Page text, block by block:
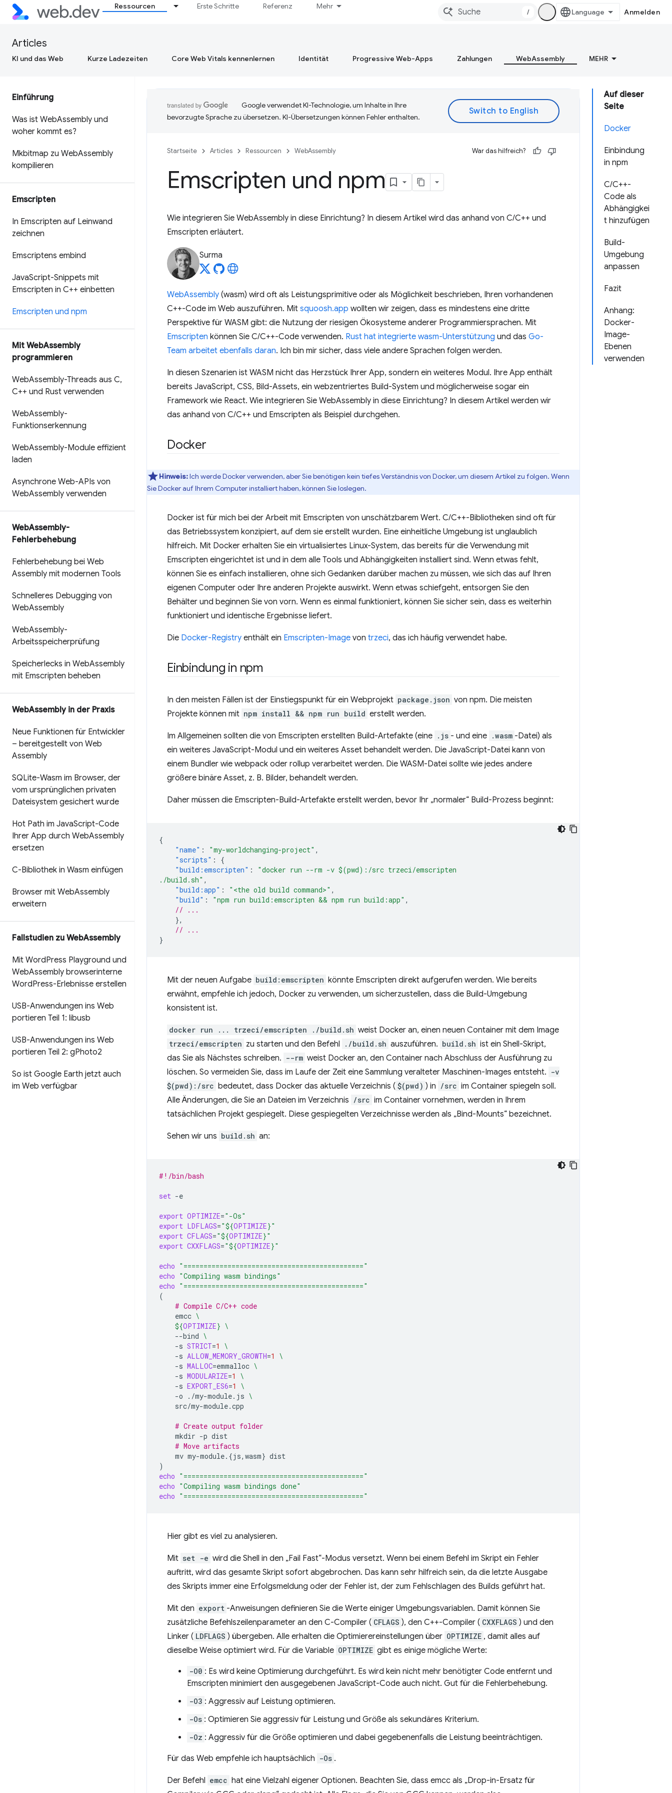
Ressourcen Erste Schritte Referenz Mehr
/ Anmelden
Articles
KI und das Web Kurze Ladezeiten Core Web Vitals kennenlernen Identität Progressive Web-Apps Zahlungen WebAssembly MEHR
Einführung
Was ist WebAssembly und
woher kommt es?
Mkbitmap zu WebAssembly
kompilieren
Emscripten
In Emscripten auf Leinwand
zeichnen
Emscriptens embind
JavaScript-Snippets mit
Emscripten in C++ einbetten
Emscripten und npm
Mit WebAssembly
programmieren
WebAssembly-Threads aus C,
C++ und Rust verwenden
WebAssembly-
Funktionserkennung
WebAssembly-Module effizient
laden
Asynchrone Web-APIs von
WebAssembly verwenden
WebAssembly-
Fehlerbehebung
Fehlerbehebung bei Web
Assembly mit modernen Tools
Schnelleres Debugging von
WebAssembly
WebAssembly-
Arbeitsspeicherprüfung
Speicherlecks in WebAssembly
mit Emscripten beheben
WebAssembly in der Praxis
Neue Funktionen für Entwickler
– bereitgestellt von Web
Assembly
SQLite-Wasm im Browser, der
vom ursprünglichen privaten
Dateisystem gesichert wurde
Hot Path im JavaScript-Code
Ihrer App durch WebAssembly
ersetzen
C-Bibliothek in Wasm einfügen
Browser mit WebAssembly
erweitern
Fallstudien zu WebAssembly
Mit WordPress Playground und
WebAssembly browserinterne
WordPress-Erlebnisse erstellen
USB-Anwendungen ins Web
portieren Teil 1: libusb
USB-Anwendungen ins Web
portieren Teil 2: gPhoto2
So ist Google Earth jetzt auch
im Web verfügbar
Auf dieser
Seite
Docker
Einbindung
in npm
C/C++-
Code als
Abhängigkei
t hinzufügen
Build-
Umgebung
anpassen
Fazit
Anhang:
Docker-
Image-
Ebenen
verwenden
Google verwendet KI-Technologie, um Inhalte in Ihre
bevorzugte Sprache zu übersetzen. KI-Übersetzungen können Fehler enthalten.
Startseite Articles Ressourcen WebAssembly War das hilfreich?
Emscripten und npm
Wie integrieren Sie WebAssembly in diese Einrichtung? In diesem Artikel wird das anhand von C/C++ und
Emscripten erläutert.
Surma
WebAssembly (wasm) wird oft als Leistungsprimitive oder als Möglichkeit beschrieben, Ihren vorhandenen
C++-Code im Web auszuführen. Mit squoosh.app wollten wir zeigen, dass es mindestens eine dritte
Perspektive für WASM gibt: die Nutzung der riesigen Ökosysteme anderer Programmiersprachen. Mit
Emscripten können Sie C/C++-Code verwenden. Rust hat integrierte wasm-Unterstützung und das Go-
Team arbeitet ebenfalls daran. Ich bin mir sicher, dass viele andere Sprachen folgen werden.
In diesen Szenarien ist WASM nicht das Herzstück Ihrer App, sondern ein weiteres Modul. Ihre App enthält
bereits JavaScript, CSS, Bild-Assets, ein webzentriertes Build-System und möglicherweise sogar ein
Framework wie React. Wie integrieren Sie WebAssembly in diese Einrichtung? In diesem Artikel werden wir
das anhand von C/C++ und Emscripten als Beispiel durchgehen.
Docker
Hinweis:Ich werde Docker verwenden, aber Sie benötigen kein tiefes Verständnis von Docker, um diesem Artikel zu folgen. Wenn
Sie Docker auf Ihrem Computer installiert haben, können Sie loslegen.
Docker ist für mich bei der Arbeit mit Emscripten von unschätzbarem Wert. C/C++-Bibliotheken sind oft für
das Betriebssystem konzipiert, auf dem sie erstellt wurden. Eine einheitliche Umgebung ist unglaublich
hilfreich. Mit Docker erhalten Sie ein virtualisiertes Linux-System, das bereits für die Verwendung mit
Emscripten eingerichtet ist und in dem alle Tools und Abhängigkeiten installiert sind. Wenn etwas fehlt,
können Sie es einfach installieren, ohne sich Gedanken darüber machen zu müssen, wie sich das auf Ihren
eigenen Computer oder Ihre anderen Projekte auswirkt. Wenn etwas schiefgeht, entsorgen Sie den
Behälter und beginnen Sie von vorn. Wenn es einmal funktioniert, können Sie sicher sein, dass es weiterhin
funktioniert und identische Ergebnisse liefert.
Die Docker-Registry enthält ein Emscripten-Image von trzeci, das ich häufig verwendet habe.
Einbindung in npm
In den meisten Fällen ist der Einstiegspunkt für ein Webprojekt package.json von npm. Die meisten
Projekte können mit npm install && npm run build erstellt werden.
Im Allgemeinen sollten die von Emscripten erstellten Build-Artefakte (eine .js - und eine .wasm -Datei) als
ein weiteres JavaScript-Modul und ein weiteres Asset behandelt werden. Die JavaScript-Datei kann von
einem Bundler wie webpack oder rollup verarbeitet werden. Die WASM-Datei sollte wie jedes andere
größere binäre Asset, z. B. Bilder, behandelt werden.
Daher müssen die Emscripten-Build-Artefakte erstellt werden, bevor Ihr „normaler“ Build-Prozess beginnt:
{
"name" : "my-worldchanging-project" ,
"scripts" :
{
"build:emscripten" :
"docker run --rm -v $(pwd):/src trzeci/emscripten
./build.sh" ,
"build:app" : "<the old build command>" ,
"build" : "npm run build:emscripten && npm run build:app" ,
// ...
},
// ...
}
Mit der neuen Aufgabe build:emscripten könnte Emscripten direkt aufgerufen werden. Wie bereits
erwähnt, empfehle ich jedoch, Docker zu verwenden, um sicherzustellen, dass die Build-Umgebung
konsistent ist.
docker run ... trzeci/emscripten ./build.sh weist Docker an, einen neuen Container mit dem Image
trzeci/emscripten zu starten und den Befehl ./build.sh auszuführen. build.sh ist ein Shell-Skript,
das Sie als Nächstes schreiben. --rm weist Docker an, den Container nach Abschluss der Ausführung zu
löschen. So vermeiden Sie, dass im Laufe der Zeit eine Sammlung veralteter Maschinen-Images entsteht. -v
$(pwd):/src bedeutet, dass Docker das aktuelle Verzeichnis ( $(pwd) ) in /src im Container spiegeln soll.
Alle Änderungen, die Sie an Dateien im Verzeichnis /src im Container vornehmen, werden in Ihrem
tatsächlichen Projekt gespiegelt. Diese gespiegelten Verzeichnisse werden als „Bind-Mounts“ bezeichnet.
Sehen wir uns build.sh an:
#!/bin/bash
set -e
export OPTIMIZE="-Os"
export LDFLAGS="${OPTIMIZE}"
export CFLAGS="${OPTIMIZE}"
export CXXFLAGS="${OPTIMIZE}"
echo "============================================="
echo "Compiling wasm bindings"
echo "============================================="
(
# Compile C/C++ code
emcc \
${OPTIMIZE} \
--bind \
-s STRICT=1
\
-s ALLOW_MEMORY_GROWTH=1
\
-s MALLOC=emmalloc \
-s MODULARIZE=1
\
-s EXPORT_ES6=1
\
-o
./my-module.js \
src/my-module.cpp
# Create output folder
mkdir -p
# Move artifacts
mv my-module. {js,wasm}
)
echo "============================================="
echo "Compiling wasm bindings done"
echo "============================================="
Hier gibt es viel zu analysieren.
Mit set -e wird die Shell in den „Fail Fast“-Modus versetzt. Wenn bei einem Befehl im Skript ein Fehler
auftritt, wird das gesamte Skript sofort abgebrochen. Das kann sehr hilfreich sein, da die letzte Ausgabe
des Skripts immer eine Erfolgsmeldung oder der Fehler ist, der zum Fehlschlagen des Builds geführt hat.
Mit den export -Anweisungen definieren Sie die Werte einiger Umgebungsvariablen. Damit können Sie
zusätzliche Befehlszeilenparameter an den C-Compiler ( CFLAGS ), den C++-Compiler ( CXXFLAGS ) und den
Linker ( LDFLAGS ) übergeben. Alle erhalten die Optimierereinstellungen über OPTIMIZE , damit alles auf
dieselbe Weise optimiert wird. Für die Variable OPTIMIZE gibt es einige mögliche Werte:
-O0 : Es wird keine Optimierung durchgeführt. Es wird kein nicht mehr benötigter Code entfernt und
Emscripten minimiert den ausgegebenen JavaScript-Code auch nicht. Gut für die Fehlerbehebung.
-O3 : Aggressiv auf Leistung optimieren.
-Os : Optimieren Sie aggressiv für Leistung und Größe als sekundäres Kriterium.
-Oz : Aggressiv für die Größe optimieren und dabei gegebenenfalls die Leistung beeinträchtigen.
Für das Web empfehle ich hauptsächlich -Os .
Der Befehl emcc hat eine Vielzahl eigener Optionen. Beachten Sie, dass emcc als „Drop-in-Ersatz für